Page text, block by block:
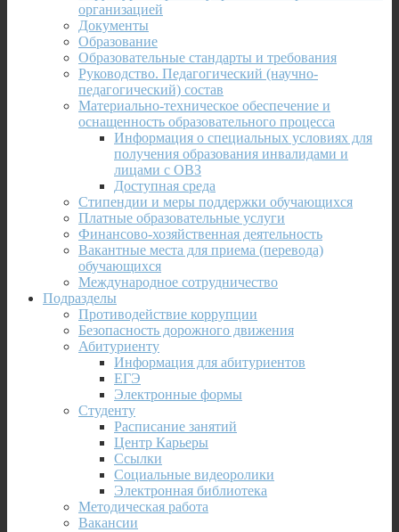
организацией
Документы
Образование
Образовательные стандарты и требования
Руководство. Педагогический (научно-
педагогический) состав
Материально-техническое обеспечение и
оснащенность образовательного процесса
Информация о специальных условиях для
получения образования инвалидами и
лицами с ОВЗ
Доступная среда
Стипендии и меры поддержки обучающихся
Платные образовательные услуги
Финансово-хозяйственная деятельность
Вакантные места для приема (перевода)
обучающихся
Международное сотрудничество
Подразделы
Противодействие коррупции
Безопасность дорожного движения
Абитуриенту
Информация для абитуриентов
ЕГЭ
Электронные формы
Студенту
Расписание занятий
Центр Карьеры
Ссылки
Социальные видеоролики
Электронная библиотека
Методическая работа
Вакансии